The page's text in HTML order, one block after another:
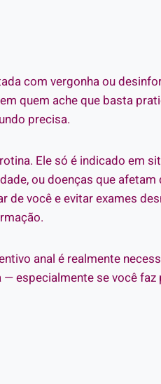
com vergonha ou
quem ache que basta
precisa.
Ele só é indicado em
ou doenças que
de você e evitar exames
anal é realmente
especialmente se você